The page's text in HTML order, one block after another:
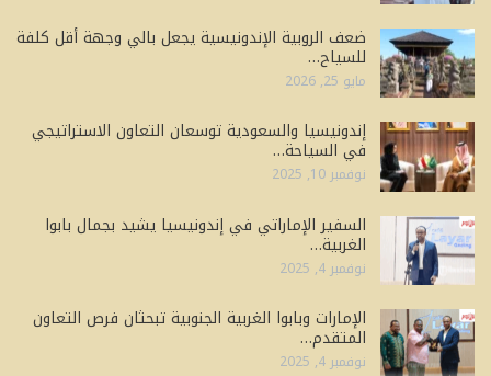
ضعف الروبية الإندونيسية يجعل بالي وجهة أقل كلفة
للسياح…
مايو 25, 2026
إندونيسيا والسعودية توسعان التعاون الاستراتيجي
في السياحة…
نوفمبر 10, 2025
السفير الإماراتي في إندونيسيا يشيد بجمال بابوا
الغربية…
نوفمبر 4, 2025
الإمارات وبابوا الغربية الجنوبية تبحثان فرص التعاون
المتقدم…
نوفمبر 4, 2025